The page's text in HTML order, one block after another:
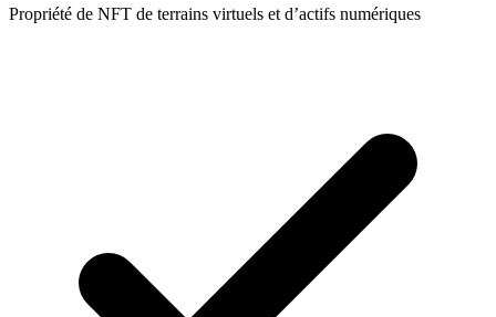
Propriété de NFT de terrains virtuels et d’actifs numériques